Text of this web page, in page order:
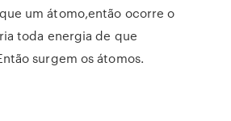
um átomo,então ocorre o
toda energia de que
surgem os átomos.